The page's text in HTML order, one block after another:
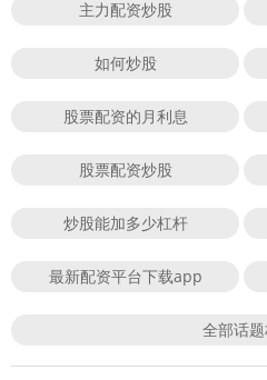
主力配资炒股
如何炒股
股票配资的月利息
股票配资炒股
炒股能加多少杠杆
最新配资平台下载app
全部话